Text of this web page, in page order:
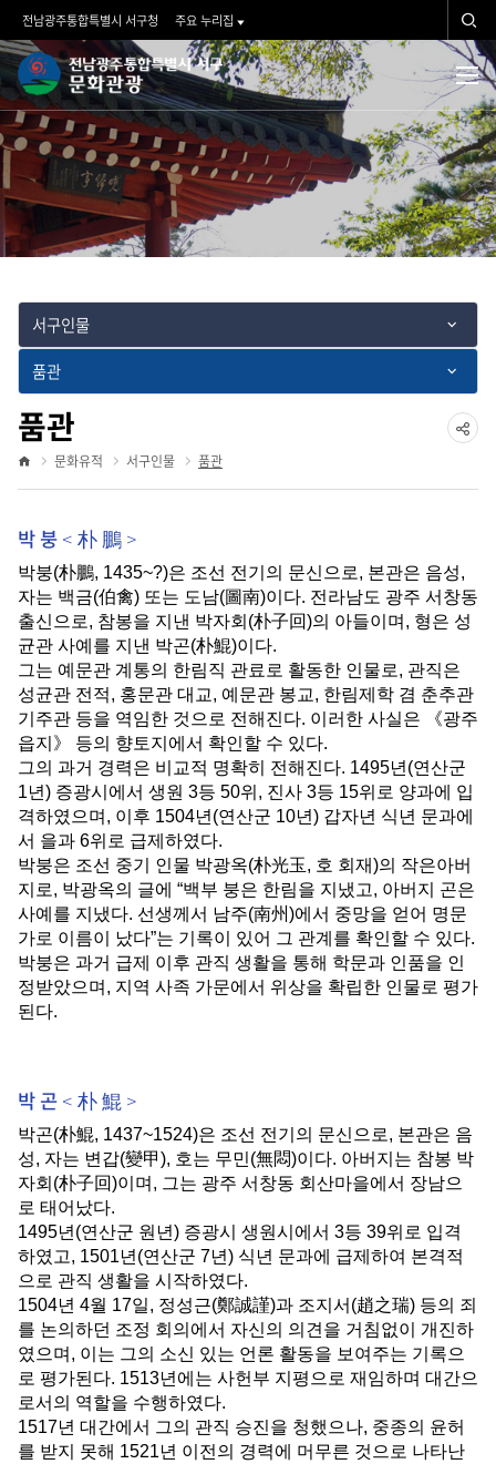
문
화
관
광">
전남광주통합특별시 서구청 주요 누리집
색검
전
메
뉴
문화유적
품관
문화유적 서구인물 품관
서구인물
품관
유
박 붕 < 朴 鵬 >
박붕(朴鵬, 1435~?)은 조선 전기의 문신으로, 본관은 음성,
자는 백금(伯禽) 또는 도남(圖南)이다. 전라남도 광주 서창동
출신으로, 참봉을 지낸 박자회 (朴子回)의 아들이며 , 형은 성
균관 사예를 지낸 박곤(朴鯤)이다.
그는 예문관 계통의 한림직 관료로 활동한 인물로, 관직은
성균관 전적, 홍문관 대교, 예문관 봉교, 한림제학 겸 춘추관
기주관 등을 역임한 것으로 전해진다. 이러한 사실은 《광주
읍지 》 등의 향토지에서 확인할 수 있다.
그의 과거 경력은 비교적 명확히 전해진다. 1495년 (연산군
1년) 증광시에서 생원 3등 50위 , 진사 3등 15위로 양과에 입
격하였으며 , 이후 1504년 (연산군 10년) 갑자년 식년 문과에
서 을과 6위로 급제하였다.
박붕은 조선 중기 인물 박광옥(朴光玉, 호 회재)의 작은아버
지로, 박광옥의 글에 “백부 붕은 한림을 지냈고, 아버지 곤은
사예를 지냈다. 선생께서 남주(南州)에서 중망을 얻어 명문
가로 이름이 났다”는 기록이 있어 그 관계를 확인할 수 있다.
박붕은 과거 급제 이후 관직 생활을 통해 학문과 인품을 인
정받았으며 , 지역 사족 가문에서 위상을 확립한 인물로 평가
된다.
박 곤 < 朴 鯤 >
박곤(朴鯤, 1437~1524)은 조선 전기의 문신으로, 본관은 음
성, 자는 변갑(變甲), 호는 무민(無悶)이다. 아버지는 참봉 박
자회 (朴子回)이며 , 그는 광주 서창동 회산마을에서 장남으
로 태어났다.
1495년 (연산군 원년) 증광시 생원시에서 3등 39위로 입격
하였고, 1501년 (연산군 7년) 식년 문과에 급제하여 본격적
으로 관직 생활을 시작하였다.
1504년 4월 17일, 정성근(鄭誠謹)과 조지서 (趙之瑞) 등의 죄
를 논의하던 조정 회의에서 자신의 의견을 거침없이 개진하
였으며 , 이는 그의 소신 있는 언론 활동을 보여주는 기록으
로 평가된다. 1513년에는 사헌부 지평으로 재임하며 대간으
로서의 역할을 수행하였다.
1517년 대간에서 그의 관직 승진을 청했으나, 중종의 윤허
를 받지 못해 1521년 이전의 경력에 머무른 것으로 나타난